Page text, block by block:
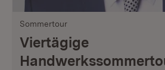
Sommertour
Viertägige